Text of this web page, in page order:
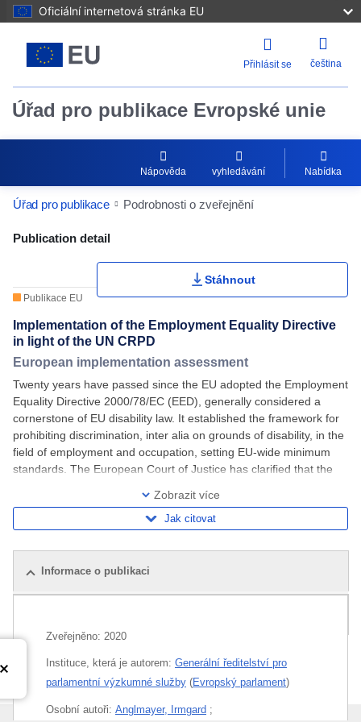
Oficiální internetová stránka EU
Přihlásit se čeština
Úřad pro publikace Evropské unie
Nápověda vyhledávání Nabídka
Úřad pro publikace Podrobnosti o zveřejnění
Publication Detail Actions Portlet
Publication detail
Publikace EU
Stáhnout
Implementation of the Employment Equality Directive
in light of the UN CRPD
European implementation assessment
Twenty years have passed since the EU adopted the Employment
Equality Directive 2000/78/EC (EED), generally considered a
cornerstone of EU disability law. It established the framework for
prohibiting discrimination, inter alia on grounds of disability, in the
field of employment and occupation, setting EU-wide minimum
standards. The European Court of Justice has clarified that the
Zobrazit více
Jak citovat
Informace o publikaci
Zveřejněno: 2020
Instituce, která je autorem: Generální ředitelství pro
parlamentní výzkumné služby (Evropský parlament)
Osobní autoři: Anglmayer, Irmgard ;